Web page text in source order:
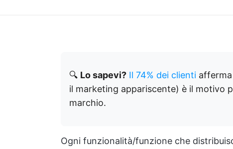
🔍 Lo sapevi? Il 74% dei clienti
il marketing appariscente) è il motivo
marchio.
Ogni funzionalità/funzione che